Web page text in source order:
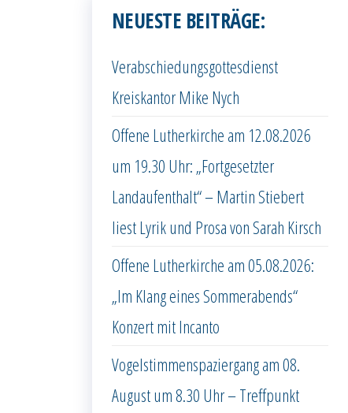
NEUESTE BEITRÄGE:
Verabschiedungsgottesdienst
Kreiskantor Mike Nych
Offene Lutherkirche am 12.08.2026
um 19.30 Uhr: „Fortgesetzter
Landaufenthalt“ – Martin Stiebert
liest Lyrik und Prosa von Sarah Kirsch
Offene Lutherkirche am 05.08.2026:
„Im Klang eines Sommerabends“
Konzert mit Incanto
Vogelstimmenspaziergang am 08.
August um 8.30 Uhr – Treffpunkt